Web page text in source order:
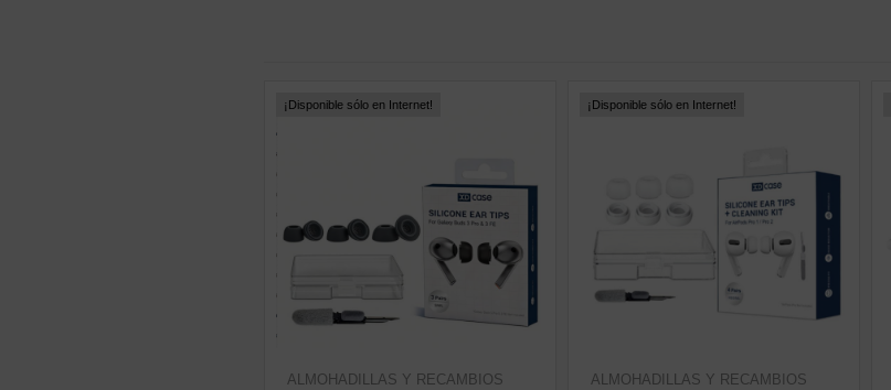
¡Disponible sólo en Internet!
ALMOHADILLAS Y RECAMBIOS
¡Disponible sólo en Internet!
ALMOHADILLAS Y RECAMBIOS